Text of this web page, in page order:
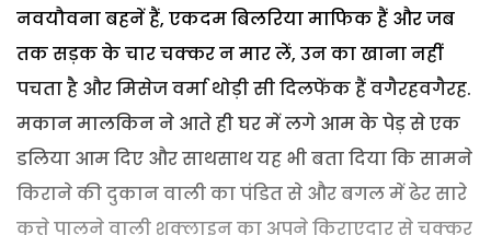
नवयौवना बहनें हैं, एकदम बिलरिया माफिक हैं और जब
तक सड़क के चार चक्कर न मार लें, उन का खाना नहीं
पचता है और मिसेज वर्मा थोड़ी सी दिलफेंक हैं वगैरहवगैरह.
मकान मालकिन ने आते ही घर में लगे आम के पेड़ से एक
डलिया आम दिए और साथसाथ यह भी बता दिया कि सामने
किराने की दुकान वाली का पंडित से और बगल में ढेर सारे
कुत्ते पालने वाली शुक्लाइन का अपने किराएदार से चक्कर